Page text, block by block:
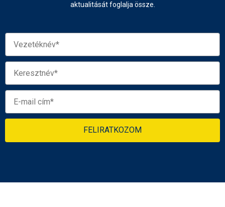
aktualitását foglalja össze.
FELIRATKOZOM